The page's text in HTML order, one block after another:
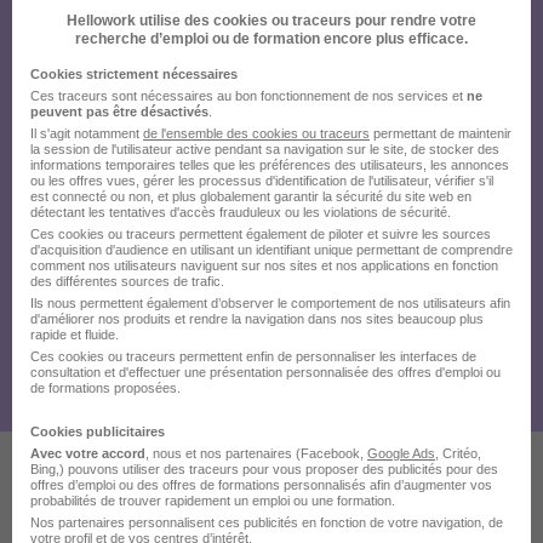
Ces offres pourraient aussi
Hellowork utilise des cookies ou traceurs pour rendre votre
recherche d’emploi ou de formation encore plus efficace.
Cookies strictement nécessaires
Ces traceurs sont nécessaires au bon fonctionnement de nos services et ne
peuvent pas être désactivés
Il s'agit notamment de l'ensemble des cookies ou traceurs permettant de maintenir
la session de l'utilisateur active pendant sa navigation sur le site, de stocker des
informations temporaires telles que les préférences des utilisateurs, les annonces
ou les offres vues, gérer les processus d'identification de l'utilisateur, vérifier s'il
est connecté ou non, et plus globalement garantir la sécurité du site web en
détectant les tentatives d'accès frauduleux ou les violations de sécurité.
Ces cookies ou traceurs permettent également de piloter et suivre les sources
d'acquisition d'audience en utilisant un identifiant unique permettant de comprendre
comment nos utilisateurs naviguent sur nos sites et nos applications en fonction
des différentes sources de trafic.
Ils nous permettent également d’observer le comportement de nos utilisateurs afin
d'améliorer nos produits et rendre la navigation dans nos sites beaucoup plus
rapide et fluide.
Ces cookies ou traceurs permettent enfin de personnaliser les interfaces de
consultation et d'effectuer une présentation personnalisée des offres d'emploi ou
de formations proposées.
Cookies publicitaires
Avec votre accord , nous et nos partenaires (Facebook, Google Ads , Critéo,
Bing,) pouvons utiliser des traceurs pour vous proposer des publicités pour des
offres d’emploi ou des offres de formations personnalisés afin d’augmenter vos
probabilités de trouver rapidement un emploi ou une formation.
Nos partenaires personnalisent ces publicités en fonction de votre navigation, de
votre profil et de vos centres d’intérêt.